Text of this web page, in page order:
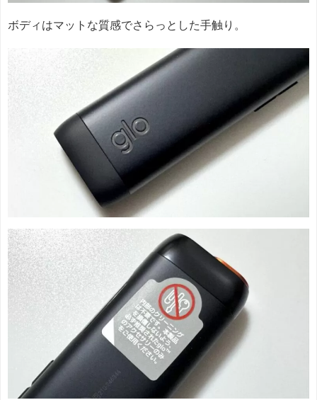
ボディはマットな質感でさらっとした手触り。